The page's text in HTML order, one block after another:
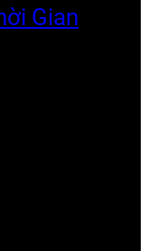
Gian